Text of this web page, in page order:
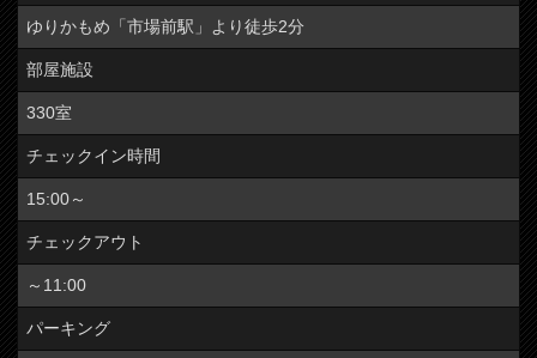
ゆりかもめ「市場前駅」より徒歩2分
部屋施設
330室
チェックイン時間
15:00～
チェックアウト
～11:00
パーキング